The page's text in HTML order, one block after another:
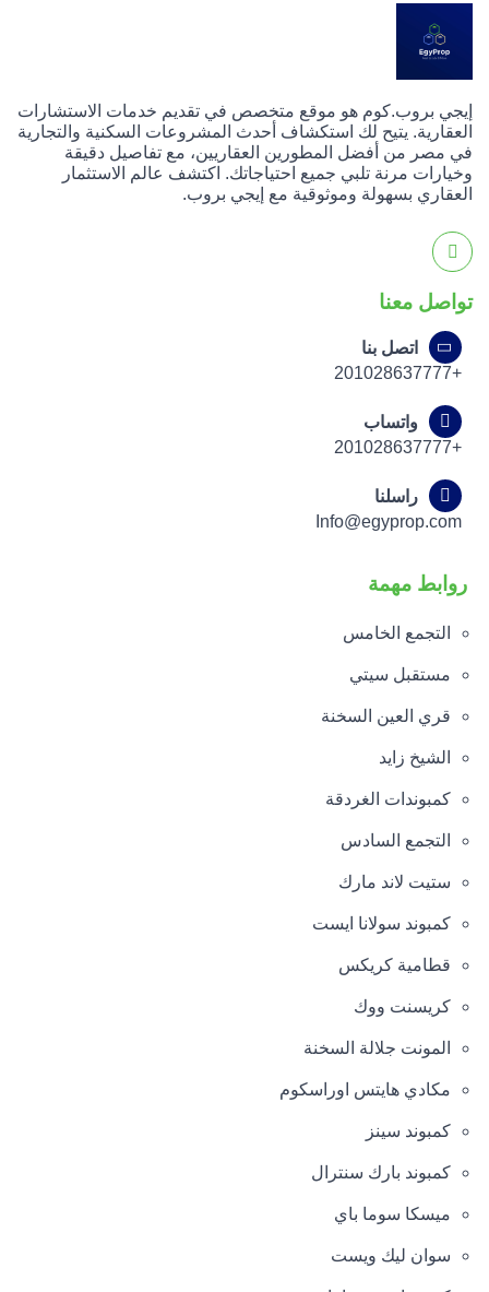
إيجي بروب.كوم هو موقع متخصص في تقديم خدمات الاستشارات
العقارية. يتيح لك استكشاف أحدث المشروعات السكنية والتجارية
في مصر من أفضل المطورين العقاريين، مع تفاصيل دقيقة
وخيارات مرنة تلبي جميع احتياجاتك. اكتشف عالم الاستثمار
العقاري بسهولة وموثوقية مع إيجي بروب.
تواصل معنا
اتصل بنا
+201028637777
واتساب
+201028637777
راسلنا
Info@egyprop.com
روابط مهمة
التجمع الخامس
مستقبل سيتي
قري العين السخنة
الشيخ زايد
كمبوندات الغردقة
التجمع السادس
ستيت لاند مارك
كمبوند سولانا ايست
قطامية كريكس
كريسنت ووك
المونت جلالة السخنة
مكادي هايتس اوراسكوم
كمبوند سينز
كمبوند بارك سنترال
ميسكا سوما باي
سوان ليك ويست